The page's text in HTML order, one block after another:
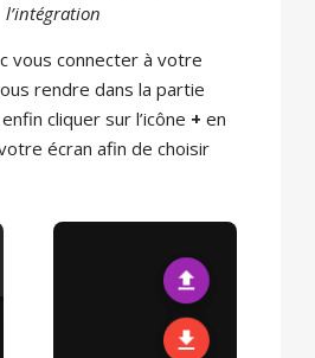
l’intégration
vous connecter à votre
rendre dans la partie
cliquer sur l’icône + en
écran afin de choisir